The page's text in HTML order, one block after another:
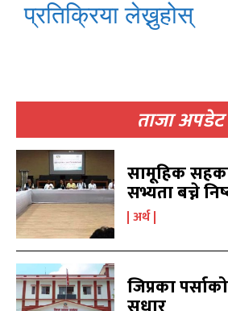
काबिल-खबर
समाचार
काबिल-खबर
समाचार
ताजा अपडेट
सामूहिक
सभ्यता बच्ने
अर्थ
जिप्रका
प्रतिक्रिया लेख्नुहोस्